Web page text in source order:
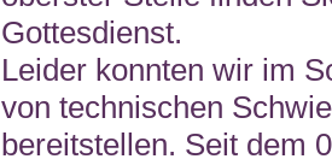
Gottesdienst.
Leider konnten wir im
von technischen
bereitstellen. Seit dem